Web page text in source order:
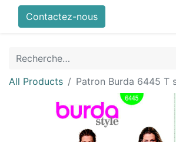
Contactez-nous
All Products Patron Burda 6445 T